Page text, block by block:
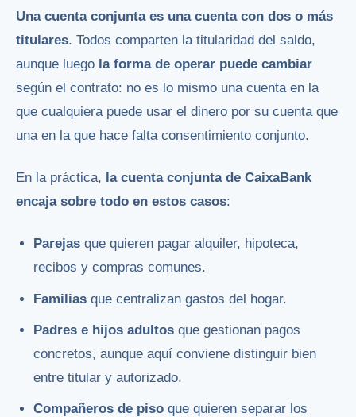
Una cuenta conjunta es una cuenta con dos o más
titulares. Todos comparten la titularidad del saldo,
aunque luego la forma de operar puede cambiar
según el contrato: no es lo mismo una cuenta en la
que cualquiera puede usar el dinero por su cuenta que
una en la que hace falta consentimiento conjunto.
En la práctica, la cuenta conjunta de CaixaBank
encaja sobre todo en estos casos:
Parejas que quieren pagar alquiler, hipoteca,
recibos y compras comunes.
Familias que centralizan gastos del hogar.
Padres e hijos adultos que gestionan pagos
concretos, aunque aquí conviene distinguir bien
entre titular y autorizado.
Compañeros de piso que quieren separar los